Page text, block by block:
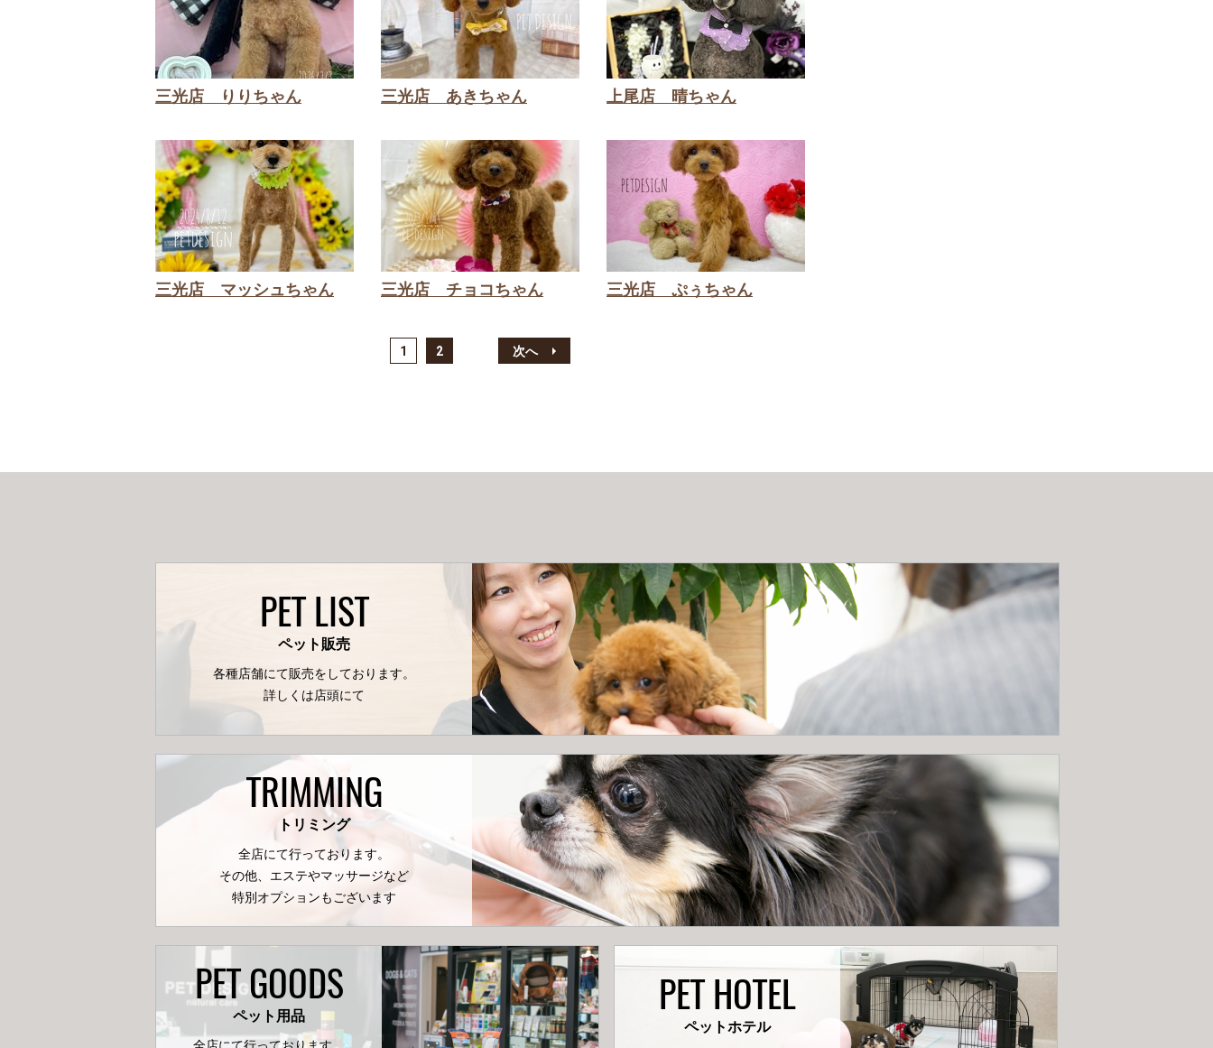
三光店 りりちゃん 三光店 あきちゃん 上尾店 晴ちゃん
三光店 マッシュちゃん 三光店 チョコちゃん 三光店 ぷぅちゃん
1 2 次へ
PET LIST
ペット販売
各種店舗にて販売をしております。
詳しくは店頭にて
TRIMMING
トリミング
全店にて行っております。
その他、エステやマッサージなど
特別オプションもございます
PET GOODS
ペット用品 PET HOTEL
ペットホテル